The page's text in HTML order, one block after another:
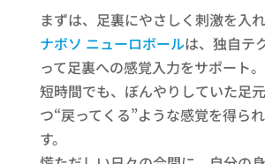
まずは、足裏にやさしく刺激を入
ナボソ ニューロボールは、独自テ
って足裏への感覚入力をサポート。
短時間でも、ぼんやりしていた足
つ“戻ってくる”ような感覚を得ら
す。